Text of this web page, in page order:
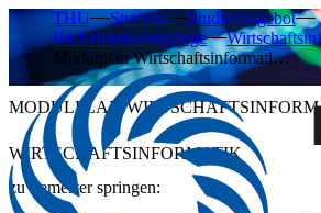
THU Studium
Studienangebot
Bachelorstudiengänge
Modulplan Wirtschaftsinformati…
MODULPLAN
WIRTSCHAFTSINFORMATIK
zu Semester springen: